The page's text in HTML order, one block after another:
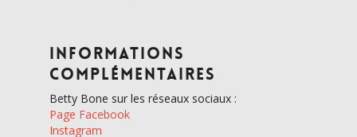
Informations
complémentaires
Betty Bone sur les réseaux sociaux :
Page Facebook
Instagram